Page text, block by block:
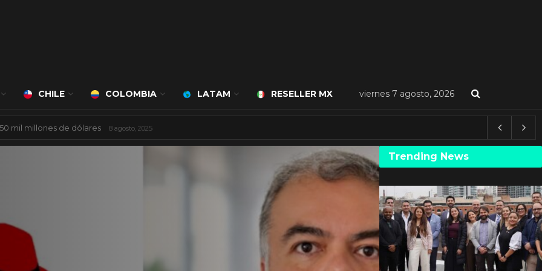
CHILE COLOMBIA LATAM RESELLER MX viernes 7 agosto, 2026
a cargo de Bert Milan 24 marzo, 2026
Trending News